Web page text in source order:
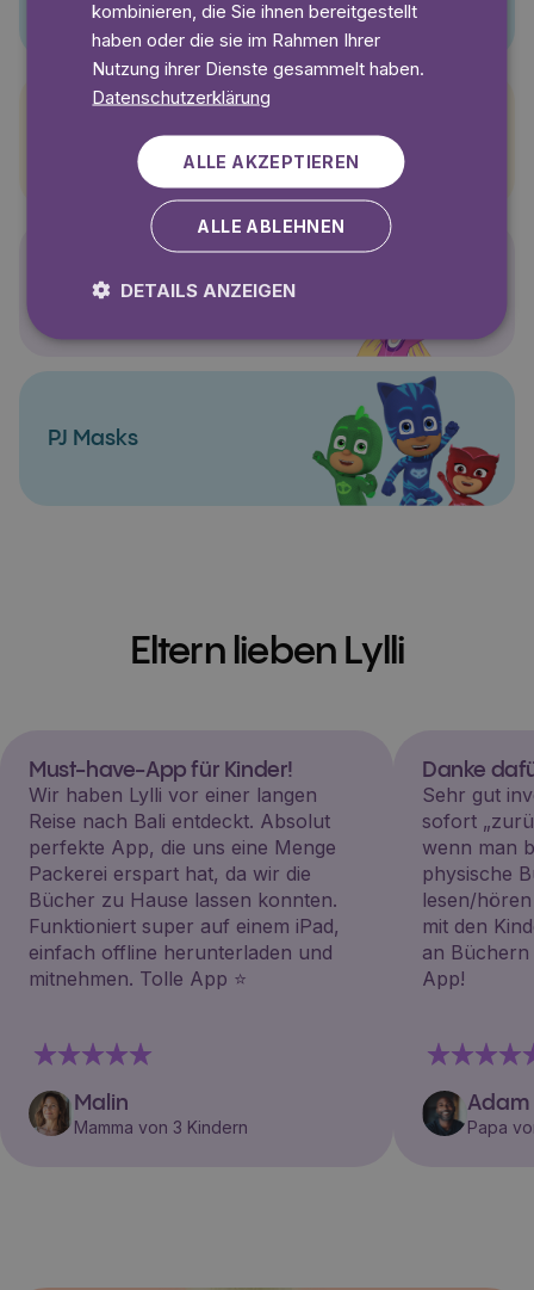
Pettersson und Findus
Polly Pocket
PJ Masks
Eltern lieben Lylli
Must-have-App für Kinder!
Wir haben Lylli vor einer langen
Reise nach Bali entdeckt. Absolut
perfekte App, die uns eine Menge
Packerei erspart hat, da wir die
Bücher zu Hause lassen konnten.
Funktioniert super auf einem iPad,
einfach offline herunterladen und
mitnehmen. Tolle App ⭐️
Malin
Mamma von 3 Kindern
Danke
Sehr gut
sofort
wenn man
physische
lesen/
mit den
an Büchern
App!
Adam
Papa
kombinieren, die Sie ihnen bereitgestellt
haben oder die sie im Rahmen Ihrer
Nutzung ihrer Dienste gesammelt haben.
Datenschutzerklärung
ALLE AKZEPTIEREN
ALLE ABLEHNEN
DETAILS ANZEIGEN